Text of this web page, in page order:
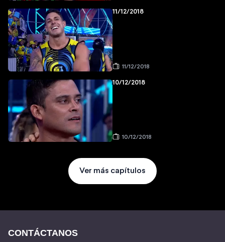
11/12/2018
11/12/2018
10/12/2018
10/12/2018
Ver más capítulos
CONTÁCTANOS